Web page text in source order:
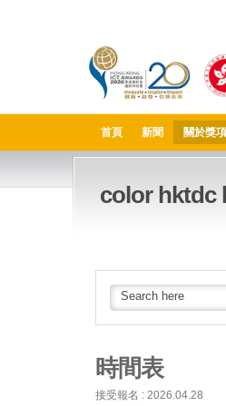
首頁 新聞 關於獎項
color hktdc
時間表
接受報名 : 2026.04.28